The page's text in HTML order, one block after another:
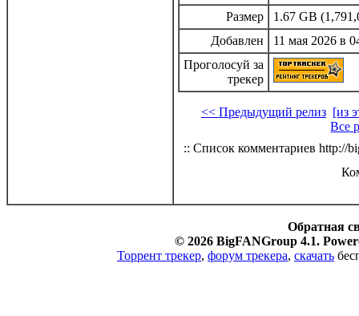
Размер
1.67 GB
Добавлен
11 мая 2026 в
Проголосуй за
трекер
<< Предыдущий релиз [из
Все
:: Список комментариев http://
Обратная
© 2026 BigFANGroup 4.1.
Торрент трекер, форум трекера, скачать